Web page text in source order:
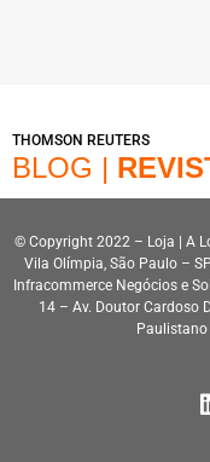
THOMSON REUTERS
BLOG |
© Copyright 2022 – Loja | A
Vila Olímpia, São Paulo –
Infracommerce Negócios e
14 – Av. Doutor Cardoso
Paulistano